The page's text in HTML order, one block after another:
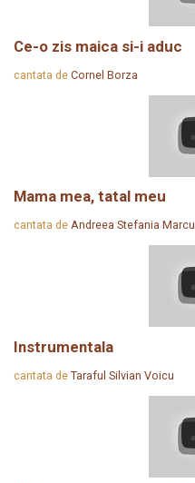
Ce-o zis maica si-i aduc
cantata de Cornel Borza
Mama mea, tatal meu
cantata de Andreea Stefania Marcu
Instrumentala
cantata de Taraful Silvian Voicu